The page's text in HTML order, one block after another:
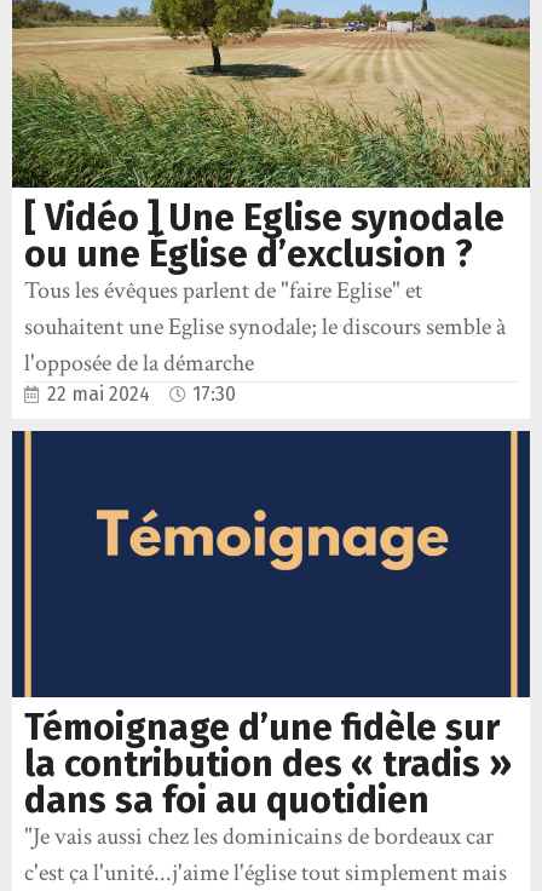
[ Vidéo ] Une Eglise synodale
ou une Église d’exclusion ?
Tous les évêques parlent de "faire Eglise" et
souhaitent une Eglise synodale; le discours semble à
l'opposée de la démarche
22 mai 2024 17:30
Témoignage d’une fidèle sur
la contribution des « tradis »
dans sa foi au quotidien
"Je vais aussi chez les dominicains de bordeaux car
c'est ça l'unité...j'aime l'église tout simplement mais